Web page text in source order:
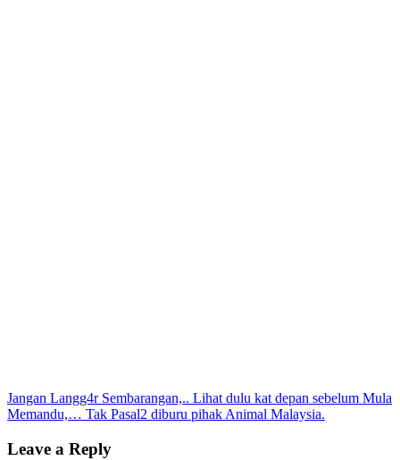
Post
navigation
Jangan Langg4r Sembarangan,.. Lihat dulu kat depan sebelum Mula
Memandu,… Tak Pasal2 diburu pihak Animal Malaysia.
Leave a Reply